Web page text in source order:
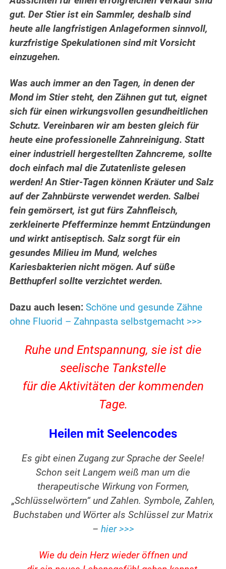
gut. Der Stier ist ein Sammler, deshalb sind
heute alle langfristigen Anlageformen sinnvoll,
kurzfristige Spekulationen sind mit Vorsicht
einzugehen.
Was auch immer an den Tagen, in denen der
Mond im Stier steht, den Zähnen gut tut, eignet
sich für einen wirkungsvollen gesundheitlichen
Schutz. Vereinbaren wir am besten gleich für
heute eine professionelle Zahnreinigung. Statt
einer industriell hergestellten Zahncreme, sollte
doch einfach mal die Zutatenliste gelesen
werden! An Stier-Tagen können Kräuter und Salz
auf der Zahnbürste verwendet werden. Salbei
fein gemörsert, ist gut fürs Zahnfleisch,
zerkleinerte Pfefferminze hemmt Entzündungen
und wirkt antiseptisch. Salz sorgt für ein
gesundes Milieu im Mund, welches
Kariesbakterien nicht mögen. Auf süße
Betthupferl sollte verzichtet werden.
Dazu auch lesen: Schöne und gesunde Zähne
ohne Fluorid – Zahnpasta selbstgemacht >>>
Ruhe und Entspannung, sie ist die
seelische Tankstelle
für die Aktivitäten der kommenden
Tage.
Heilen mit Seelencodes
Es gibt einen Zugang zur Sprache der Seele!
Schon seit Langem weiß man um die
therapeutische Wirkung von Formen,
„Schlüsselwörtern“ und Zahlen. Symbole, Zahlen,
Buchstaben und Wörter als Schlüssel zur Matrix
– hier >>>
Wie du dein Herz wieder öffnen und